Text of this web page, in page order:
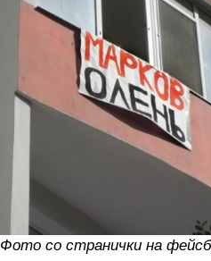
Фото со странички на